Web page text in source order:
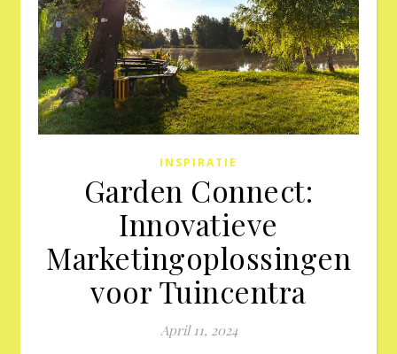
INSPIRATIE
Garden Connect:
Innovatieve
Marketingoplossingen
voor Tuincentra
April 11, 2024